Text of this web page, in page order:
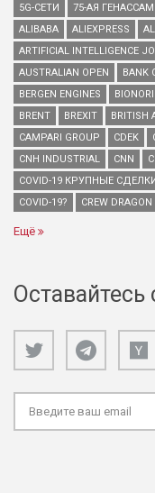
5G-СЕТИ
75-АЯ
ALIBABA
ALIEXPRESS
ARTIFICIAL INTELLIGENCE
AUSTRALIAN OPEN
BANK
BERGEN ENGINES
BRENT
BREXIT BRITISH
CAMPARI GROUP
CDEK
CNH INDUSTRIAL
CNN
COVID-19 КРУПНЫЕ
COVID-19?
CREW DRAGON
Ещё
Оставайтесь